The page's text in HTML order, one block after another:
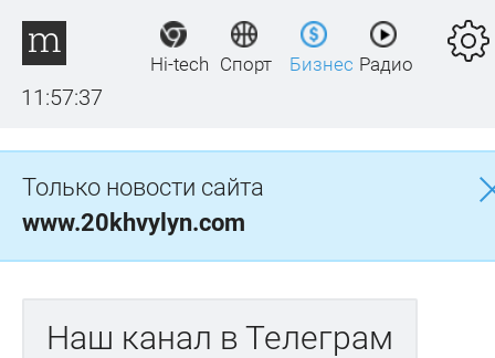
11:57:37
Hi-tech Спорт Бизнес Радио
Только новости сайта
www.20khvylyn.com
Наш канал в Телеграм